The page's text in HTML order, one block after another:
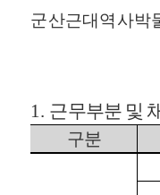
군산근대역사박
1. 근무부분 및
구분